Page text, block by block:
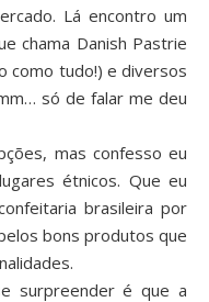
Lá encontro um
chama Danish Pastrie
como tudo!) e diversos
só de falar me deu
mas confesso eu
étnicos. Que eu
brasileira por
bons produtos que
surpreender é que a